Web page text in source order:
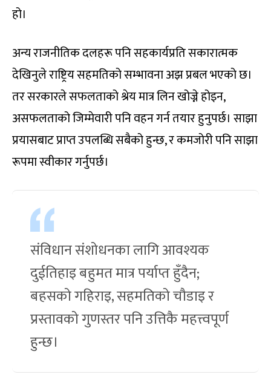
हो।
अन्य राजनीतिक दलहरू पनि सहकार्यप्रति सकारात्मक
देखिनुले राष्ट्रिय सहमतिको सम्भावना अझ प्रबल भएको छ।
तर सरकारले सफलताको श्रेय मात्र लिन खोज्ने होइन,
असफलताको जिम्मेवारी पनि वहन गर्न तयार हुनुपर्छ। साझा
प्रयासबाट प्राप्त उपलब्धि सबैको हुन्छ, र कमजोरी पनि साझा
रूपमा स्वीकार गर्नुपर्छ।
संविधान संशोधनका लागि आवश्यक
दुईतिहाइ बहुमत मात्र पर्याप्त हुँदैन;
बहसको गहिराइ, सहमतिको चौडाइ र
प्रस्तावको गुणस्तर पनि उत्तिकै महत्त्वपूर्ण
हुन्छ।